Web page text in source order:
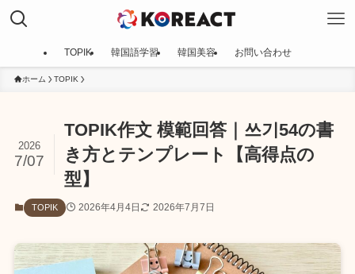
TOPIK 韓国語学習 韓国美容 お問い合わせ
ホーム TOPIK
TOPIK作文 模範回答｜쓰기54の書
き方とテンプレート【高得点の
型】
2026
7/07
TOPIK 2026年4月4日 2026年7月7日